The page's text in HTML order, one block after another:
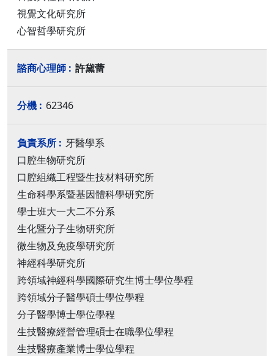
視覺文化研究所
心智哲學研究所
許黛蕾
62346
牙醫學系
口腔生物研究所
口腔組織工程暨生技材料研究所
生命科學系暨基因體科學研究所
學士班大一大二不分系
生化暨分子生物研究所
微生物及免疫學研究所
神經科學研究所
跨領域神經科學國際研究生博士學位學程
跨領域分子醫學碩士學位學程
分子醫學博士學位學程
生技醫療經營管理碩士在職學位學程
生技醫療產業博士學位學程